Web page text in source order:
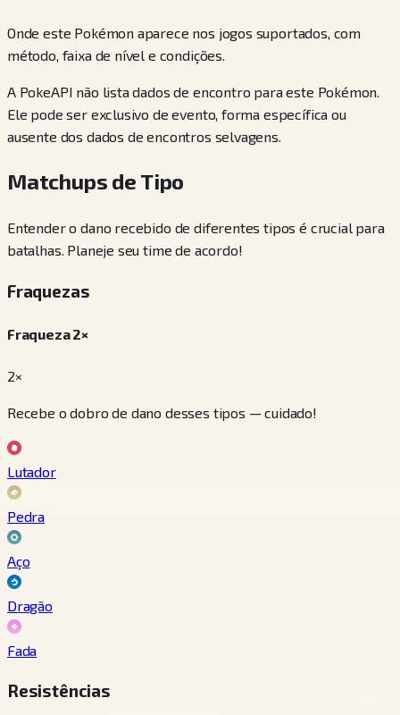
Onde este Pokémon aparece nos jogos suportados, com
método, faixa de nível e condições.
A PokeAPI não lista dados de encontro para este Pokémon.
Ele pode ser exclusivo de evento, forma específica ou
ausente dos dados de encontros selvagens.
Matchups de Tipo
Entender o dano recebido de diferentes tipos é crucial para
batalhas. Planeje seu time de acordo!
Fraquezas
Fraqueza 2×
2×
Recebe o dobro de dano desses tipos — cuidado!
Lutador
Pedra
Aço
Dragão
Fada
Resistências